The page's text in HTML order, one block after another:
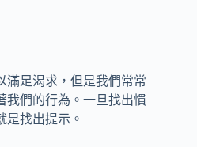
滿足渴求，但是我們常常
我們的行為。一旦找出慣
是找出提示。